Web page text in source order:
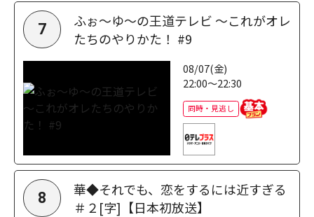
7
ふぉ～ゆ～の王道テレビ ～これがオレ
たちのやりかた！ #9
08/07(金)
22:00～22:30
同時・見逃し
8
華◆それでも、恋をするには近すぎる
＃２[字]【日本初放送】